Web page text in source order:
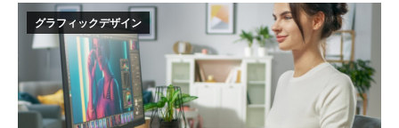
グラフィックデザイン